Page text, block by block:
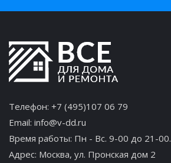
Телефон: +7 (495)107 06 79
Email: info@v-dd.ru
Время работы: Пн - Вс. 9-00 до 21-00.
Адрес: Москва, ул. Пронская дом 2